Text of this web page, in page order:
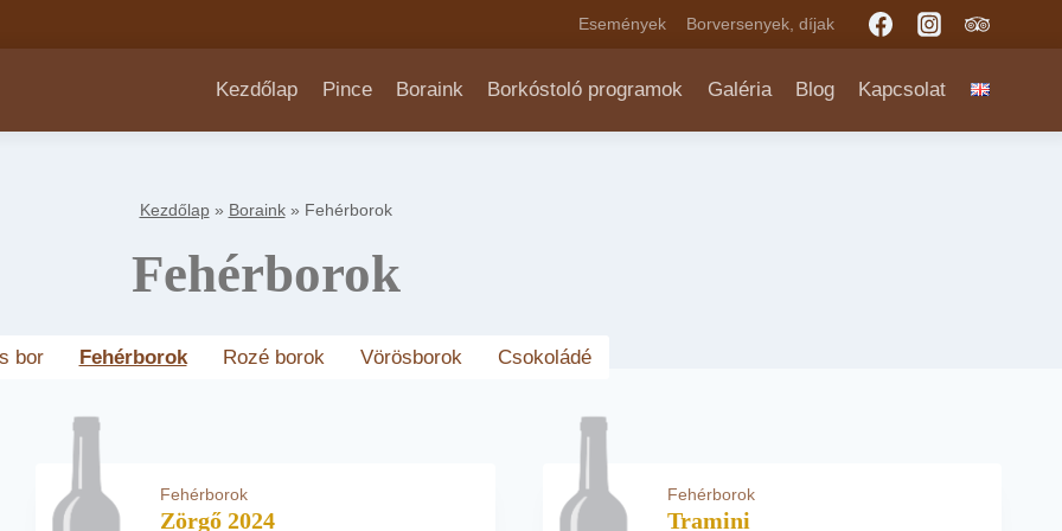
Események Borversenyek, díjak
Kezdőlap Pince Boraink Borkóstoló programok Galéria Blog Kapcsolat
Kezdőlap» Boraink» Fehérborok
Fehérborok
bor Fehérborok Rozé borok Vörösborok Csokoládé
Fehérborok
Zörgő 2024
Fehérborok
Tramini